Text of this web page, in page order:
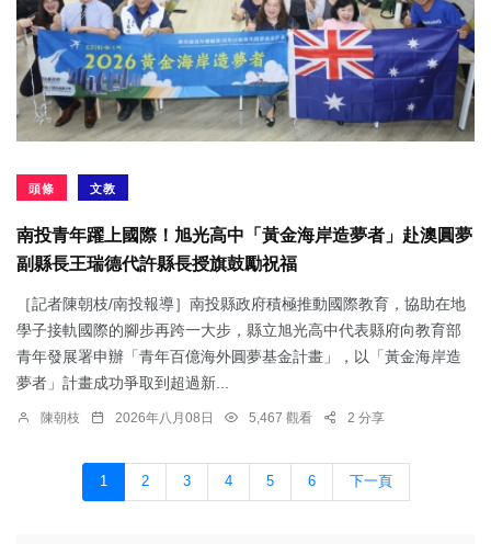
頭條 文教
南投青年躍上國際！旭光高中「黃金海岸造夢者」赴澳圓夢
副縣長王瑞德代許縣長授旗鼓勵祝福
［記者陳朝枝/南投報導］南投縣政府積極推動國際教育，協助在地
學子接軌國際的腳步再跨一大步，縣立旭光高中代表縣府向教育部
青年發展署申辦「青年百億海外圓夢基金計畫」，以「黃金海岸造
夢者」計畫成功爭取到超過新...
陳朝枝 2026年八月08日 5,467 觀看 2 分享
1 2 3 4 5 6 下一頁